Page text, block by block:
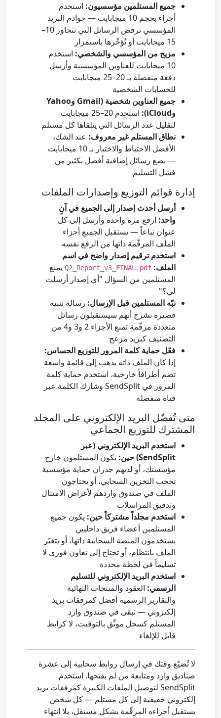
جميع المستلمين مؤسسيون: استخدم
أجزاء بحجم 10 ميجابايت — خوادم البريد
المؤسسي ترفض الرسائل التي تتجاوز 10–
15 ميجابايت أو تُؤخّرها باستمرار
مزيج من المؤسسي والشخصي: استخدم
10 ميجابايت للعناوين المؤسسية وأرسل
دفعة منفصلة بـ 20–25 ميجابايت
للحسابات الشخصية
جميع العناوين شخصية (Gmail وYahoo
وiCloud):
استخدم 20–25 ميجابايت
لتقليل عدد الرسائل التي يتلقاها كل مستلم
نطاق المستلم غير معروف: عند الشك،
الأفضل الاحتياط والاختيار بـ 10 ميجابايت
— بضع رسائل إضافية أفضل بكثير من
فشل التسليم
إدارة قوائم التوزيع وإصدارات الملفات
أرسل أحدث إصدار إلى الجميع في آنٍ
واحد: ارفع مرة واحدة وأرسل إلى كل
عنوان تباعاً — يستقبل الجميع أجزاء
الملف المرقّمة ذاتها من الرفع نفسه
استخدم ترقيم إصدار واضح في اسم
الملف: Q2_Report_v3_FINAL.pdf يمنع
المستلمين من السؤال "أي إصدار أرسلت
لي؟"
نبّه المستلمين قبل الإرسال: رسالة تنبيه
قصيرة تشرح أنهم سيستقبلون رسائل
متعددة مرقّمة تمنع الأجزاء 2 و3 و4 من
التصنيف كبريد مزعج
فعّل حماية كلمة المرور للتوزيع الحساس:
إذا كان الملف ذاته يذهب إلى قائمة واسعة
تضم أطرافاً خارجية، استخدم حماية كلمة
المرور في SendSplit وشارك الكلمة عبر
قناة منفصلة
متى تُفضّل البريد الإلكتروني على المجلد
المشترك للتوزيع الجماعي
استخدم البريد الإلكتروني (عبر
SendSplit) حين:
يكون المستلمون خارج
مؤسستك، أو لديهم جدران حماية مؤسسية
تحجب التخزين السحابي، أو يحتاجون
الملف في صندوق واردهم لأغراض الامتثال
وتدقيق المراسلات
استخدم مجلداً مشتركاً حين: يكون جميع
المستلمين أعضاء فريق داخليين
يستخدمون المنصة السحابية ذاتها، أو يتغيّر
الملف بانتظام، أو تحتاج إلى تعاون فوري لا
تسليماً في لحظة محددة
استخدم البريد الإلكتروني للتسليم
الرسمي: العقود والمنتجات النهائية
والتقارير الرسمية أفضل كمرفقات بريد
إلكتروني — تبقى في صندوق وارد
المستلم كسجل موثّق بالتوقيت، لا كرابط
قابل للإلغاء
لا تُضيّع وقتك في إرسال روابط سحابية إلى عشرة
صناديق وارد ومتابعة من لم يفتحها. استخدم
SendSplit لتوصيل الملفات الكبيرة كمرفقات بريد
إلكتروني حقيقية إلى كل مستلم — كل شخص
يستقبل أجزاءه المرقّمة بشكل مستقل، بلا انتهاء